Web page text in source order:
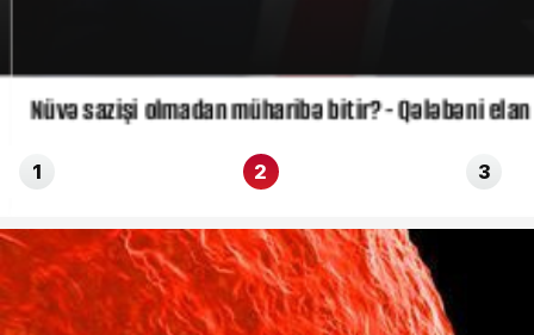
Nüvə sazişi olmadan müharibə bitir? - Qələbəni
1 2 3